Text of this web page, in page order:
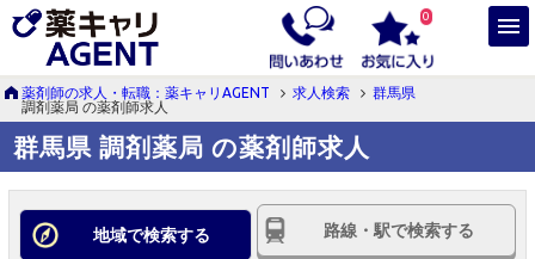
0
薬剤師の求人・転職：薬キャリAGENT 求人検索
群馬県
調剤薬局 の薬剤師求人
群馬県 調剤薬局 の薬剤師求人
地域で検索する 路線・駅で検索する